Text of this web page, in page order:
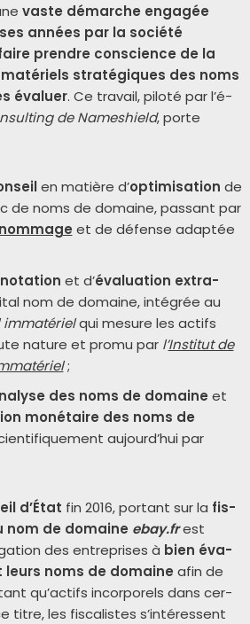
vaste démarche enga­gée
années par la socié­té
prendre conscience de la
stra­té­giques des noms
éva­luer. Ce tra­vail, pilo­té par l’é­
de Nameshield, porte
en matière d’opti­mi­sa­tion de
de noms de domaine, pas­sant par
et de défense adap­tée
nota­tion et d’éva­lua­tion extra-
nom de domaine, inté­grée au
imma­té­rielqui mesure les actifs
nature et pro­mu par l’Institut de
;
des noms de domaine et
moné­taire des noms de
aujourd’hui par
d’État fin 2016, por­tant sur la fis­
de domaine ebay.frest
des entre­prises à bien éva­
noms de domaine afin de
qu’actifs incor­po­rels dans cer­
titre, les fis­ca­listes s’intéressent